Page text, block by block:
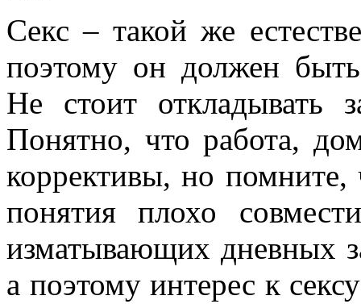
Секс – такой же
поэтому он должен
Не стоит откладывать
Понятно, что работа,
коррективы, но помните,
понятия плохо
изматывающих дневных
а поэтому интерес к